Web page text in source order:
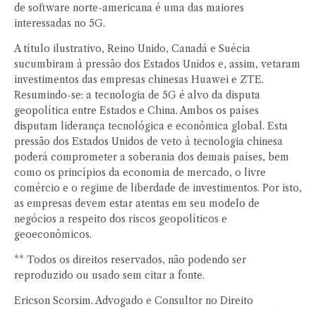
de software norte-americana é uma das maiores
interessadas no 5G.
A título ilustrativo, Reino Unido, Canadá e Suécia
sucumbiram à pressão dos Estados Unidos e, assim, vetaram
investimentos das empresas chinesas Huawei e ZTE.
Resumindo-se: a tecnologia de 5G é alvo da disputa
geopolítica entre Estados e China. Ambos os países
disputam liderança tecnológica e econômica global. Esta
pressão dos Estados Unidos de veto à tecnologia chinesa
poderá comprometer a soberania dos demais países, bem
como os princípios da economia de mercado, o livre
comércio e o regime de liberdade de investimentos. Por isto,
as empresas devem estar atentas em seu modelo de
negócios a respeito dos riscos geopolíticos e
geoeconômicos.
** Todos os direitos reservados, não podendo ser
reproduzido ou usado sem citar a fonte.
Ericson Scorsim. Advogado e Consultor no Direito